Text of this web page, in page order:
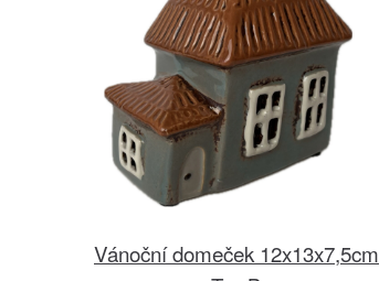
Vánoční domeček 12x13x7,5cm